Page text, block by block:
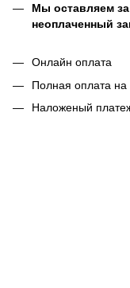
Мы оставляем
неоплаченный
Онлайн оплата
Полная оплата
Наложеный